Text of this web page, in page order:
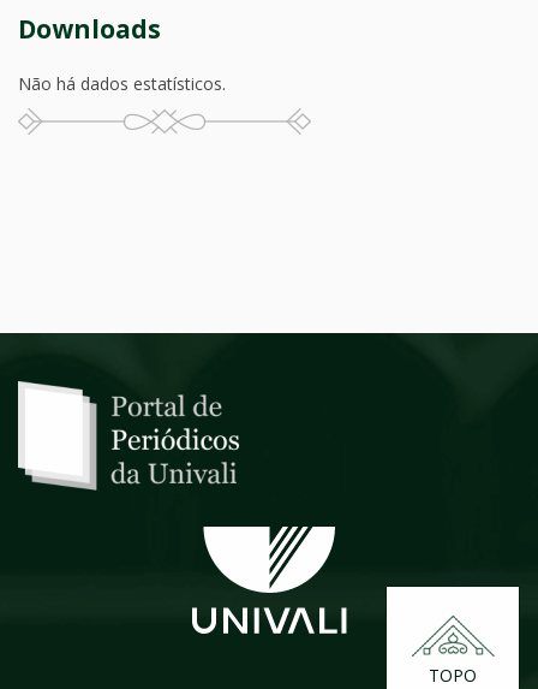
Downloads
Não há dados estatísticos.
TOPO